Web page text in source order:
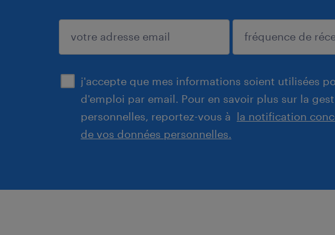
j'accepte que mes informations soient utilisées
d'emploi par email. Pour en savoir plus sur la
personnelles, reportez-vous à la notification
de vos données personnelles.
enregistrer